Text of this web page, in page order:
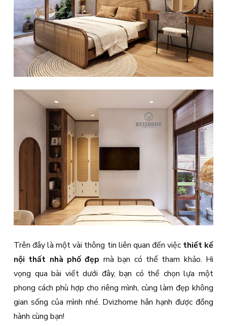
Trên đây là một vài thông tin liên quan đến việc thiết kế
nội thất nhà phố đẹp mà bạn có thể tham khảo. Hi
vọng qua bài viết dưới đây, bạn có thể chọn lựa một
phong cách phù hợp cho riêng mình, cùng làm đẹp không
gian sống của mình nhé. Dvizhome hân hạnh được đồng
hành cùng bạn!